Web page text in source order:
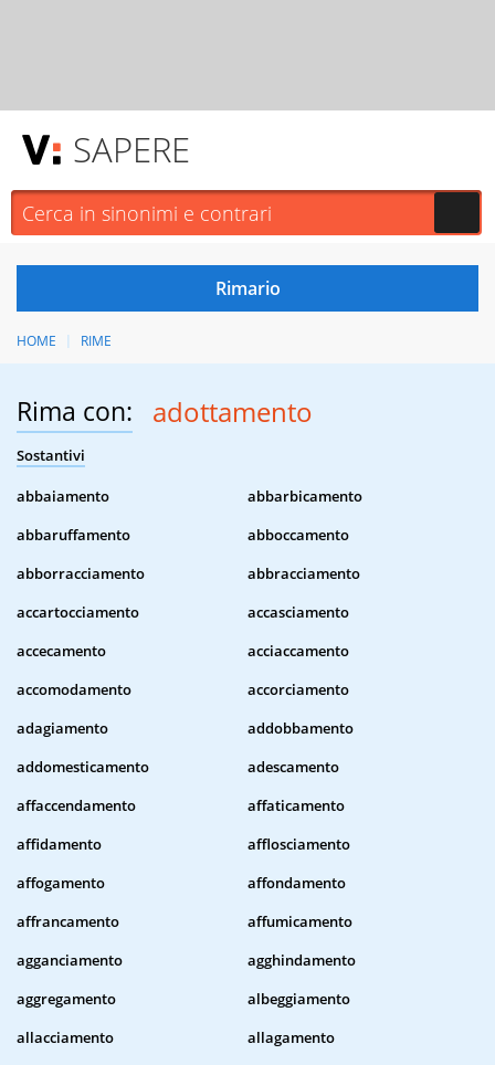
SAPERE
HOME RIME
Rima con: adottamento
Sostantivi
abbaiamento
abbarbicamento
abbaruffamento
abboccamento
abborracciamento
abbracciamento
accartocciamento
accasciamento
accecamento
acciaccamento
accomodamento
accorciamento
adagiamento
addobbamento
addomesticamento
adescamento
affaccendamento
affaticamento
affidamento
afflosciamento
affogamento
affondamento
affrancamento
affumicamento
agganciamento
agghindamento
aggregamento
albeggiamento
allacciamento
allagamento